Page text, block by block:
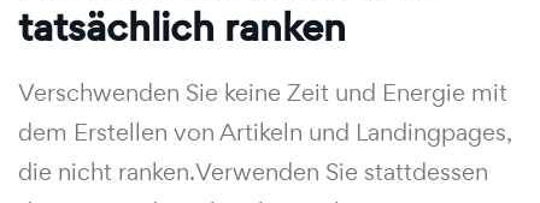
tatsächlich ranken
Verschwenden Sie keine Zeit und Energie mit
dem Erstellen von Artikeln und Landingpages,
die nicht ranken.Verwenden Sie stattdessen